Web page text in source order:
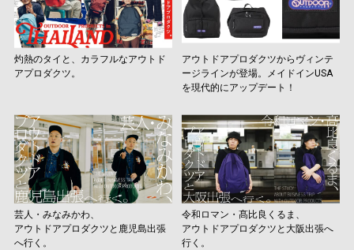
灼熱のタイと、カラフルなアウトド
アプロダクツ。
アウトドアプロダクツからヴィンテ
ージラインが登場。メイドインUSA
を現代的にアップデート！
芸人・みなみかわ、
アウトドアプロダクツと鹿児島出張
へ行く。
令和ロマン・髙比良くるま、
アウトドアプロダクツと大阪出張へ
行く。